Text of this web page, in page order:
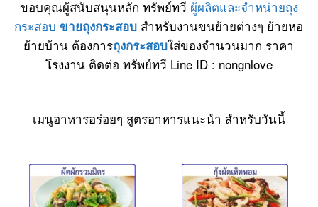
ขอบคุณผู้สนับสนุนหลัก ทรัพย์ทวี ผู้ผลิตและจำหน่ายถุง
กระสอบ ขายถุงกระสอบ สำหรับงานขนย้ายต่างๆ ย้ายหอ
ย้ายบ้าน ต้องการถุงกระสอบใส่ของจำนวนมาก ราคา
โรงงาน ติดต่อ ทรัพย์ทวี Line ID : nongnlove
เมนูอาหารอร่อยๆ สูตรอาหารแนะนำ สำหรับวันนี้